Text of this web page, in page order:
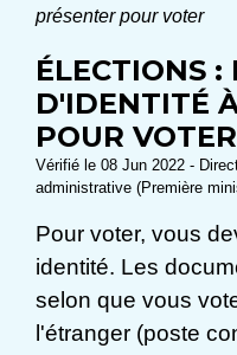
présenter pour voter
ÉLECTIONS :
D'IDENTITÉ
POUR VOTER
Vérifié le 08 Jun 2022 -
administrative (Première
Pour voter, vous
identité. Les
selon que vous
l'étranger (poste